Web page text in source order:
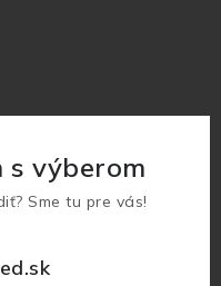
s výberom
Sme tu pre vás!